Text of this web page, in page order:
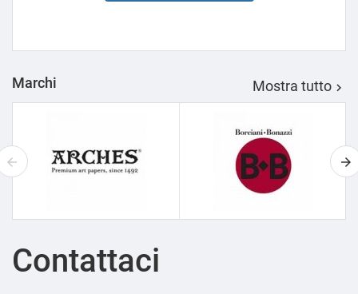
Marchi Mostra tutto 
Contattaci